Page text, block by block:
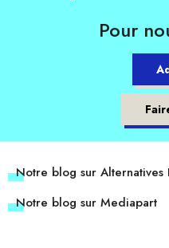
Pour
Notre blog sur Alternatives
Notre blog sur Mediapart